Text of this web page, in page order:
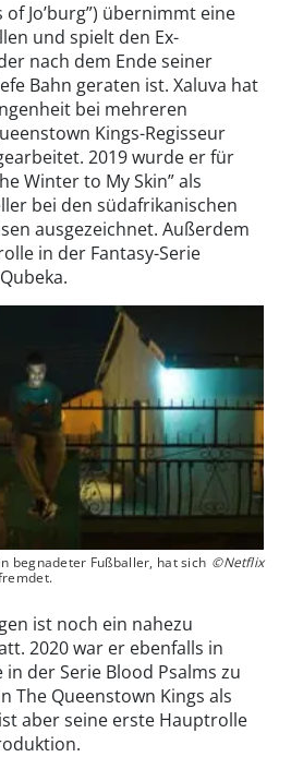
of Jo’burg”) übernimmt eine
und spielt den Ex-
nach dem Ende seiner
Bahn geraten ist. Xaluva hat
bei mehreren
Kings-Regisseur
2019 wurde er für
Winter to My Skin” als
bei den südafrikanischen
ausgezeichnet. Außerdem
in der Fantasy-Serie
begnadeter Fußballer, hat sich ©Netflix
ist noch ein nahezu
2020 war er ebenfalls in
der Serie Blood Psalms zu
The Queenstown Kings als
aber seine erste Hauptrolle